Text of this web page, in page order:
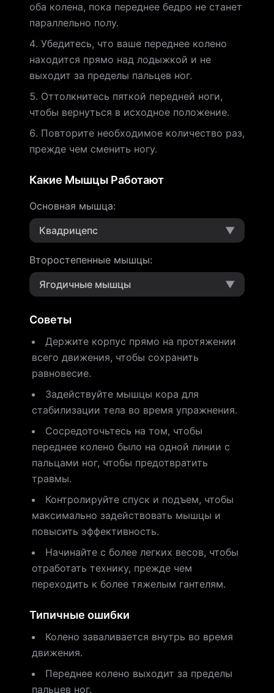
оба колена, пока переднее бедро не станет
параллельно полу.
Убедитесь, что ваше переднее колено
находится прямо над лодыжкой и не
выходит за пределы пальцев ног.
Оттолкнитесь пяткой передней ноги,
чтобы вернуться в исходное положение.
Повторите необходимое количество раз,
прежде чем сменить ногу.
Какие Мышцы Работают
Основная мышца:
Квадрицепс
▼
Второстепенные мышцы:
Ягодичные мышцы
▼
Советы
Держите корпус прямо на протяжении
всего движения, чтобы сохранить
равновесие.
Задействуйте мышцы кора для
стабилизации тела во время упражнения.
Сосредоточьтесь на том, чтобы
переднее колено было на одной линии с
пальцами ног, чтобы предотвратить
травмы.
Контролируйте спуск и подъем, чтобы
максимально задействовать мышцы и
повысить эффективность.
Начинайте с более легких весов, чтобы
отработать технику, прежде чем
переходить к более тяжелым гантелям.
Типичные ошибки
Колено заваливается внутрь во время
движения.
Переднее колено выходит за пределы
пальцев ног.